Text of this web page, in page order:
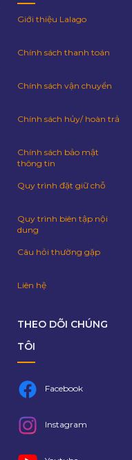
Giới thiệu Lalago
Chính sách thanh toán
Chính sách vận chuyển
Chính sách hủy/ hoàn trả
Chính sách bảo mật
thông tin
Quy trình đặt giữ chỗ
Quy trình biên tập nội
dung
Câu hỏi thường gặp
Liên hệ
THEO DÕI CHÚNG
TÔI
Facebook
Instagram